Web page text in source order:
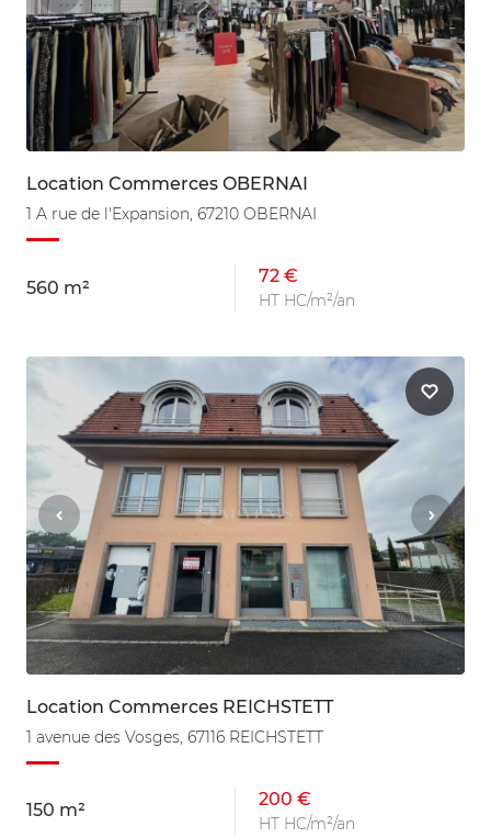
Location Commerces OBERNAI
1 A rue de l'Expansion, 67210 OBERNAI
560 m²
72 €
HT HC/m²/an
Location Commerces REICHSTETT
1 avenue des Vosges, 67116 REICHSTETT
150 m²
200 €
HT HC/m²/an